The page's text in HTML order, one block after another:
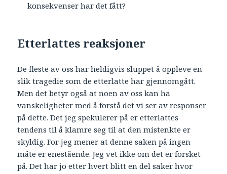
konsekvenser har det fått?
Etterlattes reaksjoner
De fleste av oss har heldigvis sluppet å oppleve en
slik tragedie som de etterlatte har gjennomgått.
Men det betyr også at noen av oss kan ha
vanskeligheter med å forstå det vi ser av responser
på dette. Det jeg spekulerer på er etterlattes
tendens til å klamre seg til at den mistenkte er
skyldig. For jeg mener at denne saken på ingen
måte er enestående. Jeg vet ikke om det er forsket
på. Det har jo etter hvert blitt en del saker hvor